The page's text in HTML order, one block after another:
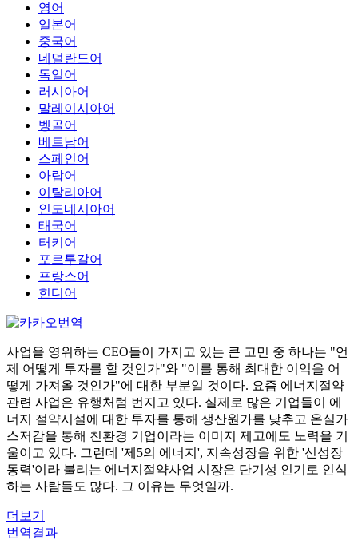
영어
일본어
중국어
네덜란드어
독일어
러시아어
말레이시아어
벵골어
베트남어
스페인어
아랍어
이탈리아어
인도네시아어
태국어
터키어
포르투갈어
프랑스어
힌디어
사업을 영위하는 CEO들이 가지고 있는 큰 고민 중 하나는 "언
제 어떻게 투자를 할 것인가"와 "이를 통해 최대한 이익을 어
떻게 가져올 것인가"에 대한 부분일 것이다. 요즘 에너지절약
관련 사업은 유행처럼 번지고 있다. 실제로 많은 기업들이 에
너지 절약시설에 대한 투자를 통해 생산원가를 낮추고 온실가
스저감을 통해 친환경 기업이라는 이미지 제고에도 노력을 기
울이고 있다. 그런데 '제5의 에너지', 지속성장을 위한 '신성장
동력'이라 불리는 에너지절약사업 시장은 단기성 인기로 인식
하는 사람들도 많다. 그 이유는 무엇일까.
더보기
번역결과